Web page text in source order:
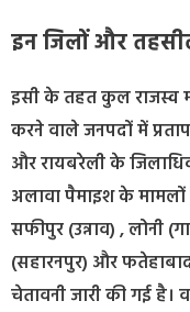
इन जिलों और
इसी के तहत कुल राजस्व
करने वाले जनपदों में
और रायबरेली के
अलावा पैमाइश के मामलों
सफीपुर (उन्नाव) , लोनी
(सहारनपुर) और
चेतावनी जारी की गई है।